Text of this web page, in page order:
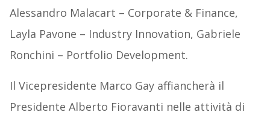
Alessandro Malacart – Corporate & Finance,
Layla Pavone – Industry Innovation, Gabriele
Ronchini – Portfolio Development.
Il Vicepresidente Marco Gay affiancherà il
Presidente Alberto Fioravanti nelle attività di